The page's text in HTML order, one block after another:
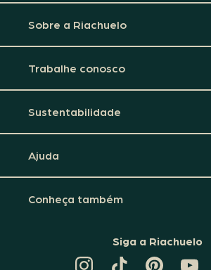
Sobre a Riachuelo
Trabalhe conosco
Sustentabilidade
Ajuda
Conheça também
Siga a Riachuelo
CANAL